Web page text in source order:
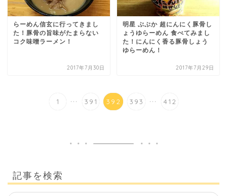
らーめん信玄に行ってきまし
た！豚骨の旨味がたまらない
コク味噌ラーメン！
2017年7月30日
明星 ぶぶか 超にんにく豚骨し
ょうゆらーめん 食べてみまし
た！にんにく香る豚骨しょう
ゆらーめん！
2017年7月29日
1 ... 391 392 393 ... 412
記事を検索